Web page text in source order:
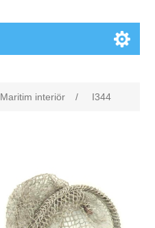
Maritim interiör / I344